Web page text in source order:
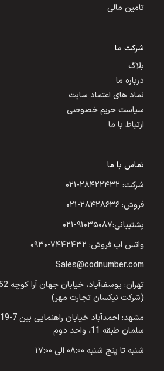
تامین مالی
شرکت ما
بلاگ
درباره ما
نماد های اعتماد سایت
سیاست حریم خصوصی
ارتباط با ما
تماس با ما
شرکت: ۲۸۴۲۲۴۳۲-۰۲۱
فروش: ۲۸۴۲۸۶۳۶-۰۲۱
پشتیبانی:۹۱۰۳۵۰۸۷-۰۲۱
واتس اپ فروش: ۷۴۴۲۴۳۲-۰۹۳۰
Sales@codnumber.com
(شرکت نیکسان تجارت مهر)
سلمان طبقه 11، واحد دوم
شنبه تا پنج شنبه ۰۸:۰۰ الی ۱۷:۰۰